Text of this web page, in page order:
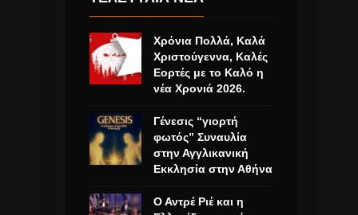
Χρόνια Πολλά, Καλά
Χριστούγεννα, Καλές
Εορτές με το Καλό η
νέα Χρονιά 2026.
Γένεσις “γιορτή
φωτός” Συναυλία
στην Αγγλικανική
Εκκλησία στην Αθήνα
Ο Αντρέ Ριέ και η